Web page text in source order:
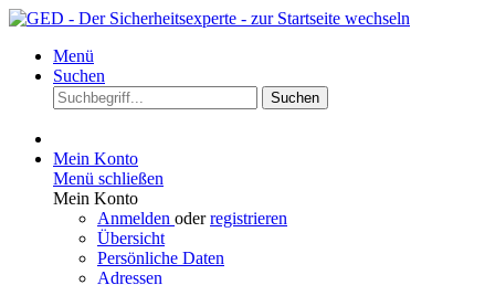
Menü
Suchen
Suchen
Mein Konto
Menü schließen
Mein Konto
Anmelden oderregistrieren
Übersicht
Persönliche Daten
Adressen